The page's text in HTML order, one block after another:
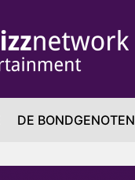
DE BONDGENOTEN